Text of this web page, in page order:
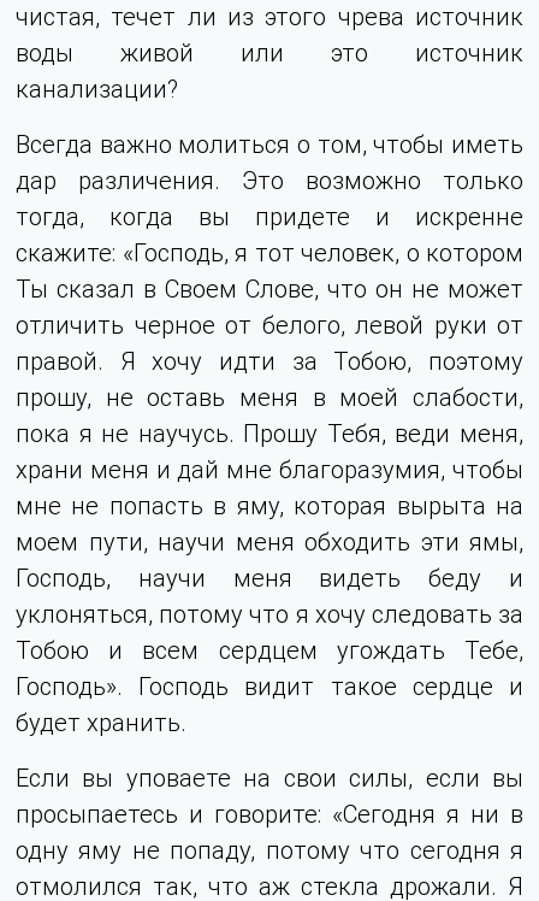
чистая, течет ли из этого чрева источник
воды живой или это источник
канализации?
Всегда важно молиться о том, чтобы иметь
дар различения. Это возможно только
тогда, когда вы придете и искренне
скажите: «Господь, я тот человек, о котором
Ты сказал в Своем Слове, что он не может
отличить черное от белого, левой руки от
правой. Я хочу идти за Тобою, поэтому
прошу, не оставь меня в моей слабости,
пока я не научусь. Прошу Тебя, веди меня,
храни меня и дай мне благоразумия, чтобы
мне не попасть в яму, которая вырыта на
моем пути, научи меня обходить эти ямы,
Господь, научи меня видеть беду и
уклоняться, потому что я хочу следовать за
Тобою и всем сердцем угождать Тебе,
Господь». Господь видит такое сердце и
будет хранить.
Если вы уповаете на свои силы, если вы
просыпаетесь и говорите: «Сегодня я ни в
одну яму не попаду, потому что сегодня я
отмолился так, что аж стекла дрожали. Я